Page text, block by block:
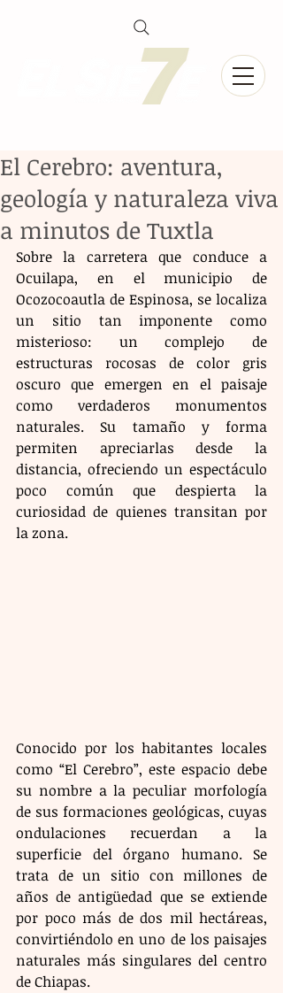
El Cerebro: aventura,
geología y naturaleza viva
a minutos de Tuxtla
Sobre la carretera que conduce a
Ocuilapa, en el municipio de
Ocozocoautla de Espinosa, se localiza
un sitio tan imponente como
misterioso: un complejo de
estructuras rocosas de color gris
oscuro que emergen en el paisaje
como verdaderos monumentos
naturales. Su tamaño y forma
permiten apreciarlas desde la
distancia, ofreciendo un espectáculo
poco común que despierta la
curiosidad de quienes transitan por
la zona.
Conocido por los habitantes locales
como “El Cerebro”, este espacio debe
su nombre a la peculiar morfología
de sus formaciones geológicas, cuyas
ondulaciones recuerdan a la
superficie del órgano humano. Se
trata de un sitio con millones de
años de antigüedad que se extiende
por poco más de dos mil hectáreas,
convirtiéndolo en uno de los paisajes
naturales más singulares del centro
de Chiapas.